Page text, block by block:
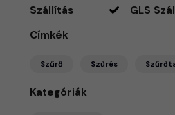
Szállítás
GLS
Címkék
Szűrő Szűrés
Kategóriák